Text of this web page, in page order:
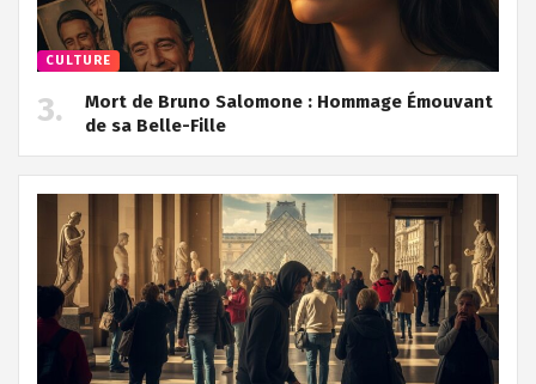
CULTURE
Mort de Bruno Salomone : Hommage Émouvant
de sa Belle-Fille